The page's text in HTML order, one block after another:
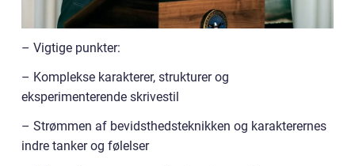
– Vigtige punkter:
– Komplekse karakterer, strukturer og
eksperimenterende skrivestil
– Strømmen af bevidsthedsteknikken og karakterernes
indre tanker og følelser